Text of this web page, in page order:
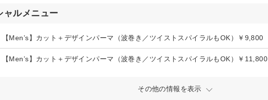
ャルメニュー
【Men’s】カット＋デザインパーマ（波巻き／ツイストスパイラルもOK）￥9,800
【Men’s】カット＋デザインパーマ（波巻き／ツイストスパイラルもOK）￥11,800
その他の情報を表示